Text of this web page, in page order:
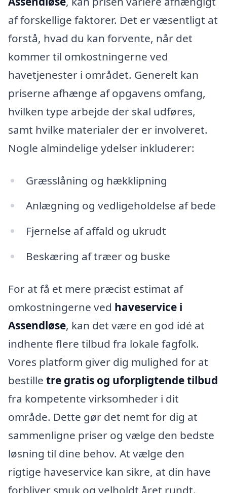
af forskellige faktorer. Det er væsentligt at
forstå, hvad du kan forvente, når det
kommer til omkostningerne ved
havetjenester i området. Generelt kan
priserne afhænge af opgavens omfang,
hvilken type arbejde der skal udføres,
samt hvilke materialer der er involveret.
Nogle almindelige ydelser inkluderer:
Græsslåning og hækklipning
Anlægning og vedligeholdelse af bede
Fjernelse af affald og ukrudt
Beskæring af træer og buske
For at få et mere præcist estimat af
omkostningerne ved haveservice i
Assendløse, kan det være en god idé at
indhente flere tilbud fra lokale fagfolk.
Vores platform giver dig mulighed for at
bestille tre gratis og uforpligtende tilbud
fra kompetente virksomheder i dit
område. Dette gør det nemt for dig at
sammenligne priser og vælge den bedste
løsning til dine behov. At vælge den
rigtige haveservice kan sikre, at din have
forbliver smuk og velholdt året rundt.